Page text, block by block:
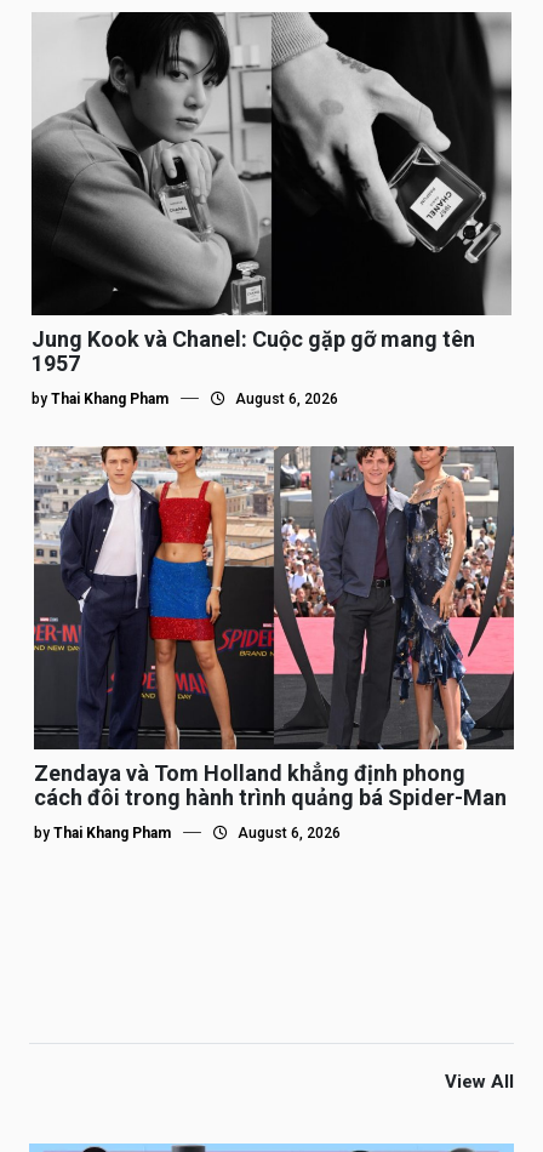
Jung Kook và Chanel: Cuộc gặp gỡ mang tên
1957
by Thai Khang Pham August 6, 2026
Zendaya và Tom Holland khẳng định phong
cách đôi trong hành trình quảng bá Spider-Man
by Thai Khang Pham August 6, 2026
View All